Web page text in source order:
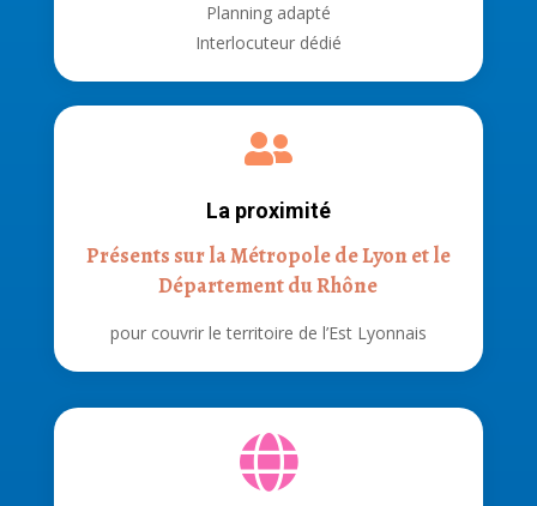
Planning adapté
Interlocuteur dédié

La proximité
Présents sur la Métropole de Lyon et le
Département du Rhône
pour couvrir le territoire de l’Est Lyonnais
